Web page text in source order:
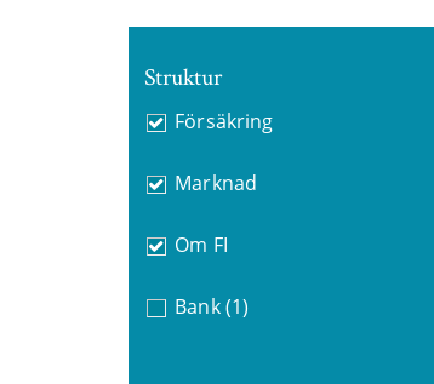
Struktur
Försäkring
Marknad
Om FI
Bank (1)